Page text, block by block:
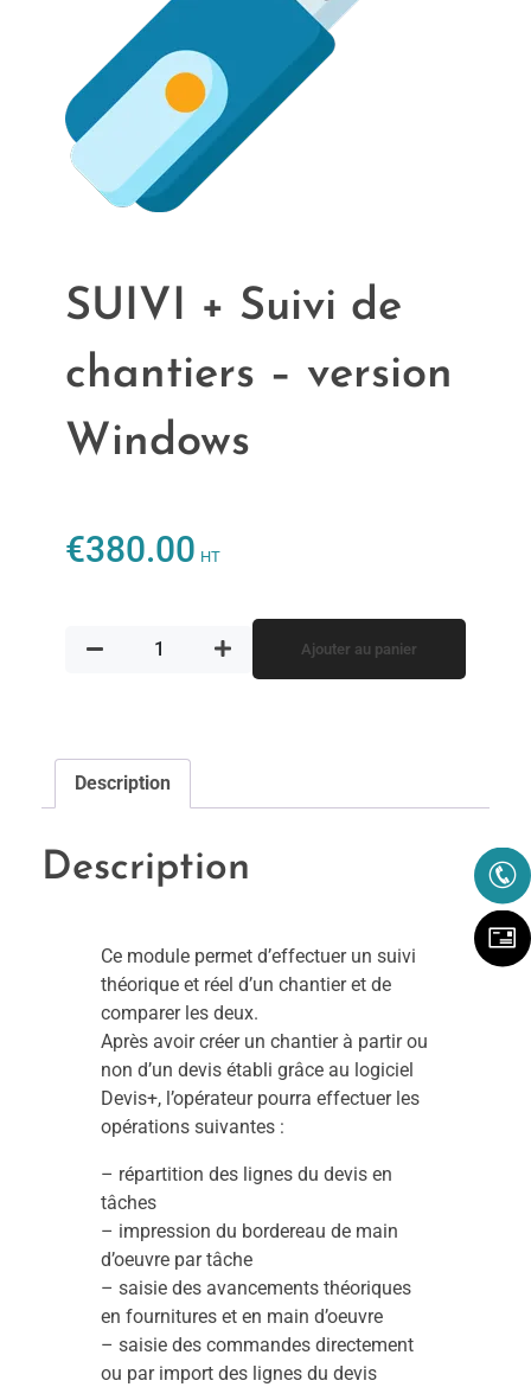
SUIVI + Suivi de
chantiers – version
Windows
€380.00 HT
Ajouter au panier
Description
Description
Ce module permet d’effectuer un suivi
théorique et réel d’un chantier et de
comparer les deux.
Après avoir créer un chantier à partir ou
non d’un devis établi grâce au logiciel
Devis+, l’opérateur pourra effectuer les
opérations suivantes :
– répartition des lignes du devis en
tâches
– impression du bordereau de main
d’oeuvre par tâche
– saisie des avancements théoriques
en fournitures et en main d’oeuvre
– saisie des commandes directement
ou par import des lignes du devis